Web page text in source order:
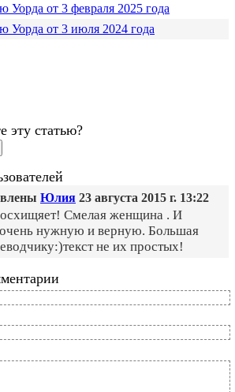
от 3 февраля 2025 года
Уорда от 3 июля 2024 года
эту статью?
Юлия 23 августа 2015 г. 13:22
Смелая женщина . И
нужную и верную. Большая
не их простых!